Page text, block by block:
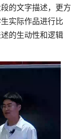
的文字描述，更方
实际作品进行比
的生动性和逻辑